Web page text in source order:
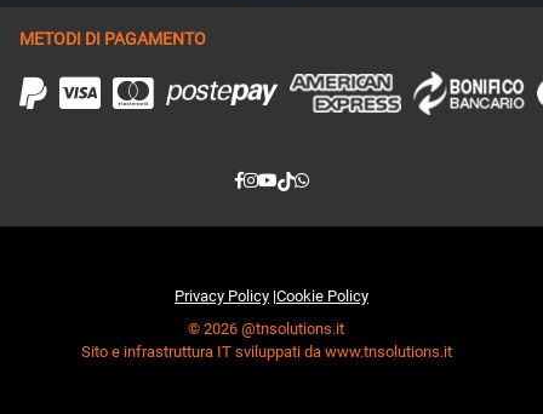
METODI DI PAGAMENTO
Privacy Policy |Cookie Policy
© 2026 @tnsolutions.it
Sito e infrastruttura IT sviluppati da www.tnsolutions.it